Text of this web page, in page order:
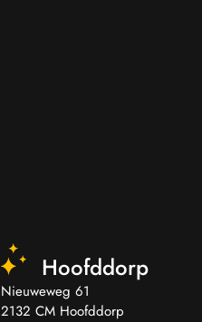
Hoofddorp
Nieuweweg 61
2132 CM Hoofddorp